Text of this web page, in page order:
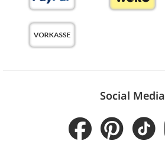
Social Media